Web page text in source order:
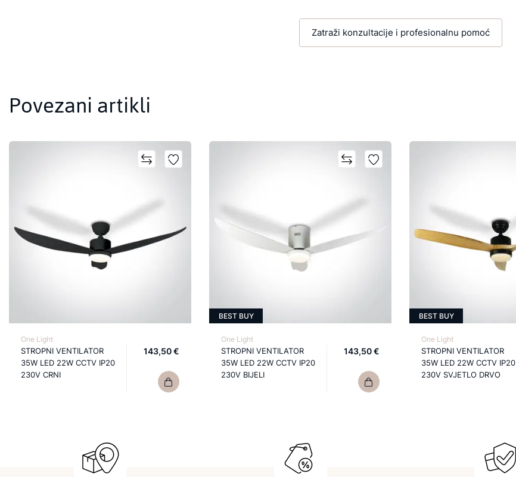
Zatraži konzultacije i profesionalnu pomoć
Povezani artikli
One Light
STROPNI VENTILATOR
35W LED 22W CCTV IP20
230V CRNI
143,50 €
BEST BUY
One Light
STROPNI VENTILATOR
35W LED 22W CCTV IP20
230V BIJELI
143,50 €
BEST BUY
One Light
STROPNI VENTILATOR
35W LED 22W CCTV IP20
230V SVJETLO DRVO